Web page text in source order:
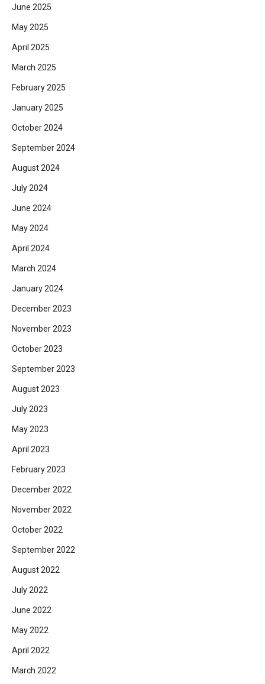
June 2025
May 2025
April 2025
March 2025
February 2025
January 2025
October 2024
September 2024
August 2024
July 2024
June 2024
May 2024
April 2024
March 2024
January 2024
December 2023
November 2023
October 2023
September 2023
August 2023
July 2023
May 2023
April 2023
February 2023
December 2022
November 2022
October 2022
September 2022
August 2022
July 2022
June 2022
May 2022
April 2022
March 2022